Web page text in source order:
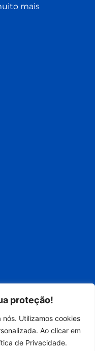
proteção!
Utilizamos cookies
Ao clicar em
de Privacidade.
mais